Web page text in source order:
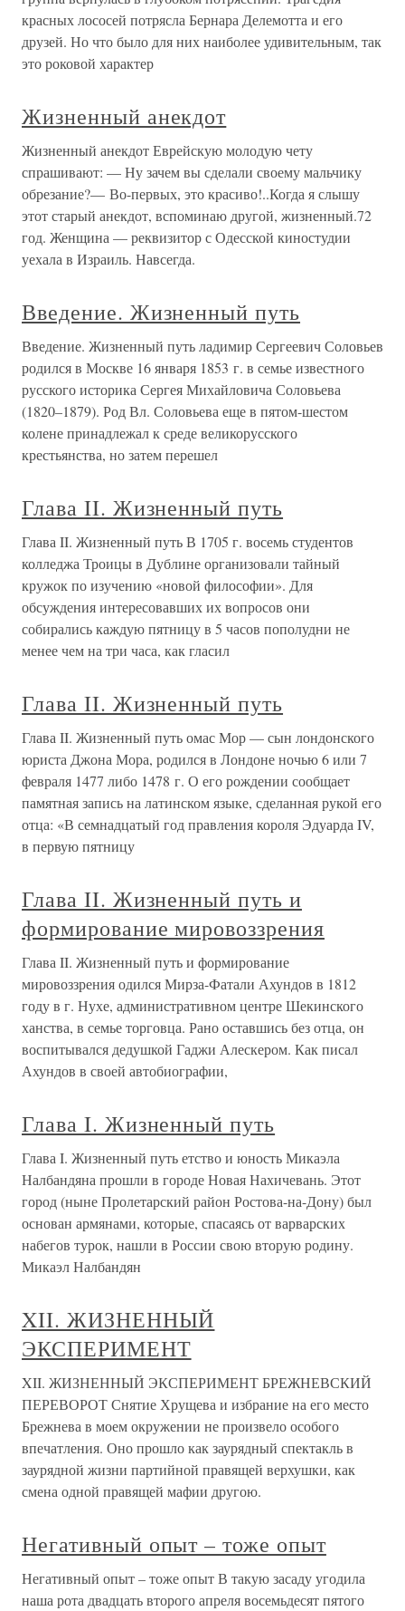
красных лососей потрясла Бернара Делемотта и его
друзей. Но что было для них наиболее удивительным, так
это роковой характер
Жизненный анекдот
Жизненный анекдот Еврейскую молодую чету
спрашивают: — Ну зачем вы сделали своему мальчику
обрезание?— Во-первых, это красиво!..Когда я слышу
этот старый анекдот, вспоминаю другой, жизненный.72
год. Женщина — реквизитор с Одесской киностудии
уехала в Израиль. Навсегда.
Введение. Жизненный путь
Введение. Жизненный путь ладимир Сергеевич Соловьев
родился в Москве 16 января 1853 г. в семье известного
русского историка Сергея Михайловича Соловьева
(1820–1879). Род Вл. Соловьева еще в пятом-шестом
колене принадлежал к среде великорусского
крестьянства, но затем перешел
Глава II. Жизненный путь
Глава II. Жизненный путь В 1705 г. восемь студентов
колледжа Троицы в Дублине организовали тайный
кружок по изучению «новой философии». Для
обсуждения интересовавших их вопросов они
собирались каждую пятницу в 5 часов пополудни не
менее чем на три часа, как гласил
Глава II. Жизненный путь
Глава II. Жизненный путь омас Мор — сын лондонского
юриста Джона Мора, родился в Лондоне ночью 6 или 7
февраля 1477 либо 1478 г. О его рождении сообщает
памятная запись на латинском языке, сделанная рукой его
отца: «В семнадцатый год правления короля Эдуарда IV,
в первую пятницу
Глава II. Жизненный путь и
формирование мировоззрения
Глава II. Жизненный путь и формирование
мировоззрения одился Мирза-Фатали Ахундов в 1812
году в г. Нухе, административном центре Шекинского
ханства, в семье торговца. Рано оставшись без отца, он
воспитывался дедушкой Гаджи Алескером. Как писал
Ахундов в своей автобиографии,
Глава I. Жизненный путь
Глава I. Жизненный путь етство и юность Микаэла
Налбандяна прошли в городе Новая Нахичевань. Этот
город (ныне Пролетарский район Ростова-на-Дону) был
основан армянами, которые, спасаясь от варварских
набегов турок, нашли в России свою вторую родину.
Микаэл Налбандян
XII. ЖИЗНЕННЫЙ
ЭКСПЕРИМЕНТ
XII. ЖИЗНЕННЫЙ ЭКСПЕРИМЕНТ БРЕЖНЕВСКИЙ
ПЕРЕВОРОТ Снятие Хрущева и избрание на его место
Брежнева в моем окружении не произвело особого
впечатления. Оно прошло как заурядный спектакль в
заурядной жизни партийной правящей верхушки, как
смена одной правящей мафии другою.
Негативный опыт – тоже опыт
Негативный опыт – тоже опыт В такую засаду угодила
наша рота двадцать второго апреля восемьдесят пятого